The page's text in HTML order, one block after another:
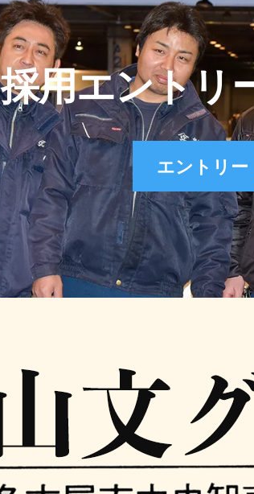
採用エントリ
エントリー